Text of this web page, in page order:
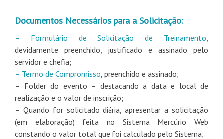
Documentos Necessários para a Solicitação:
– Formulário de Solicitação de Treinamento,
devidamente preenchido, justificado e assinado pelo
servidor e chefia;
– Termo de Compromisso, preenchido e assinado;
– Folder do evento – destacando a data e local de
realização e o valor de inscrição;
– Quando for solicitado diária, apresentar a solicitação
(em elaboração) feita no Sistema Mercúrio Web
constando o valor total que foi calculado pelo Sistema;